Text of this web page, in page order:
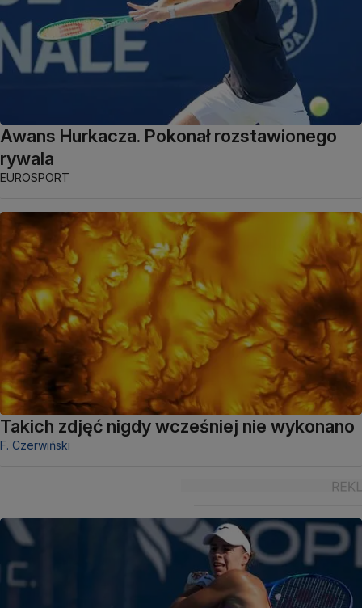
Awans Hurkacza. Pokonał rozstawionego
rywala
EUROSPORT
Takich zdjęć nigdy wcześniej nie wykonano
F. Czerwiński